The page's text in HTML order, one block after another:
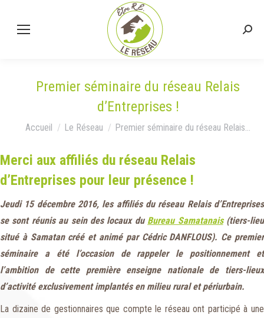
Premier séminaire du réseau Relais
d’Entreprises !
Vous êtes ici :
Accueil Le Réseau Premier séminaire du réseau Relais…
Merci aux affiliés du réseau Relais
d’Entreprises pour leur présence !
Jeudi 15 décembre 2016, les affiliés du réseau Relais d’Entreprises
se sont réunis au sein des locaux du Bureau Samatanais(tiers-lieu
situé à Samatan créé et animé par Cédric DANFLOUS). Ce premier
séminaire a été l’occasion de rappeler le positionnement et
l’ambition de cette première enseigne nationale de tiers-lieux
d’activité exclusivement implantés en milieu rural et périurbain.
La dizaine de gestionnaires que compte le réseau ont participé à une